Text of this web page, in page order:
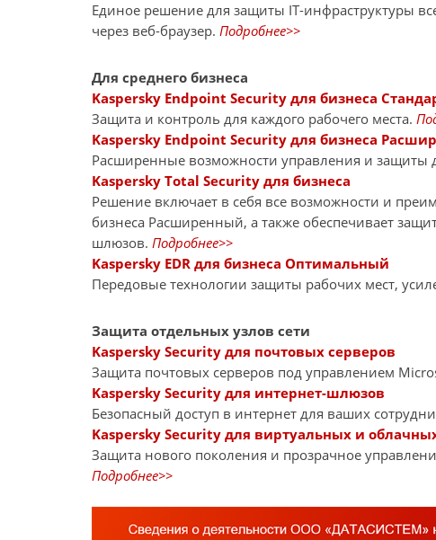
Единое решение для защиты IT-инфраструктуры
через веб-браузер. Подробнее>>
Для среднего бизнеса
Kaspersky Endpoint Security для бизнеса
Защита и контроль для каждого рабочего места.
Kaspersky Endpoint Security для бизнеса
Расширенные возможности управления и защиты
Kaspersky Total Security для бизнеса
Решение включает в себя все возможности и
бизнеса Расширенный, а также обеспечивает
шлюзов. Подробнее>>
Kaspersky EDR для бизнеса Оптимальный
Передовые технологии защиты рабочих мест,
Защита отдельных узлов сети
Kaspersky Security для почтовых серверов
Защита почтовых серверов под управлением
Kaspersky Security для интернет-шлюзов
Безопасный доступ в интернет для ваших
Kaspersky Security для виртуальных и
Защита нового поколения и прозрачное
Подробнее>>